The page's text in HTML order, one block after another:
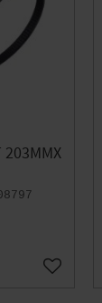
203MMX
Add to